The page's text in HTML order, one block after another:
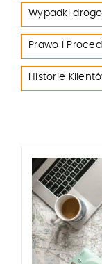
Wypadki
Prawo i
Historie